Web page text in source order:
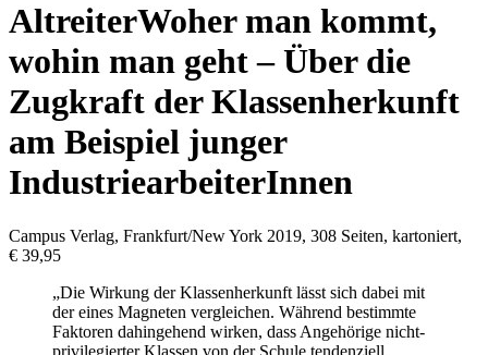
AltreiterWoher man kommt,
wohin man geht – Über die
Zugkraft der Klassenherkunft
am Beispiel junger
IndustriearbeiterInnen
Campus Verlag, Frankfurt/New York 2019, 308 Seiten, kartoniert,
€ 39,95
„Die Wirkung der Klassenherkunft lässt sich dabei mit
der eines Magneten vergleichen. Während bestimmte
Faktoren dahingehend wirken, dass Angehörige nicht-
privilegierter Klassen von der Schule tendenziell